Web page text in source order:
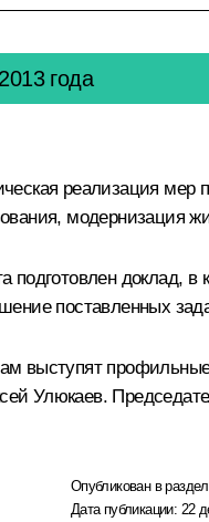
года
реализация
модернизация
подготовлен доклад,
поставленных
выступят
Улюкаев.
Опубликован в
Дата публикации: 22